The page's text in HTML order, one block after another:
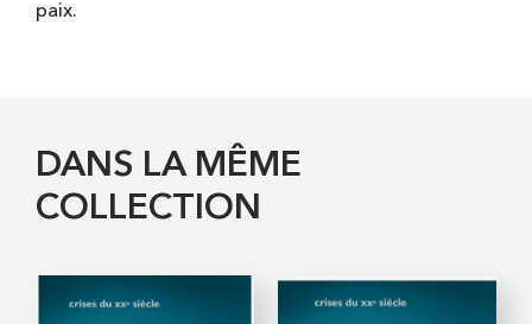
paix.
DANS LA MÊME
COLLECTION